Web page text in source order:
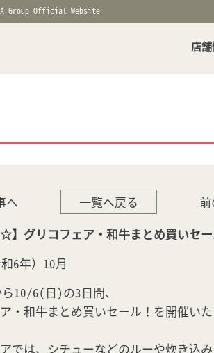
Group Official Website
店
へ 一覧へ戻る
☆】グリコフェア・和牛まとめ買い
6年）10月
10/6(日)の3日間、
・和牛まとめ買いセール！を開催いた
では、シチューなどのルーや炊き込み